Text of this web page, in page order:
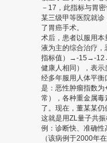
－17，此指标与胃
某三级甲等医院就
了胃癌手术。
术后，患者以服用
液为主的综合治疗
指标值）→-15→-
健康人相同），表示
经多年服用人体平
是：恶性肿瘤指数
常），各种重金属
了。现在，董某某仍
这就是用ZL量子共
例：诊断快、准确性
（该病例于2000年